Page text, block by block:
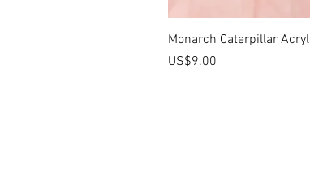
Monarch Caterpillar
價格
US$9.00